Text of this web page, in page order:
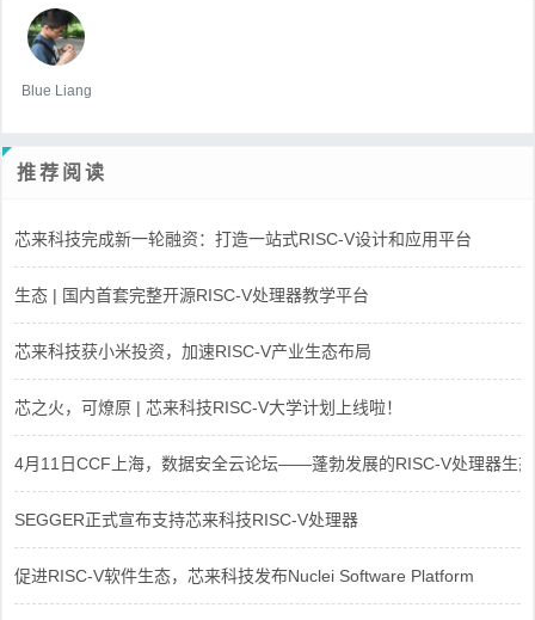
Blue Liang
推荐阅读
芯来科技完成新一轮融资：打造一站式RISC-V设计和应用平台
生态 | 国内首套完整开源RISC-V处理器教学平台
芯来科技获小米投资，加速RISC-V产业生态布局
芯之火，可燎原 | 芯来科技RISC-V大学计划上线啦！
4月11日CCF上海，数据安全云论坛——蓬勃发展的RISC-V处理器生态
SEGGER正式宣布支持芯来科技RISC-V处理器
促进RISC-V软件生态，芯来科技发布Nuclei Software Platform